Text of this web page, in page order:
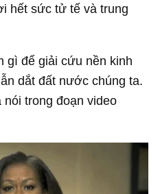
hết sức tử tế và trung
gì để giải cứu nền kinh
dắt đất nước chúng ta.
nói trong đoạn video